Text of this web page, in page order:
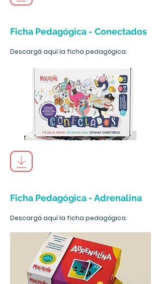
Ficha Pedagógica - Conectados
Descargá aquí la ficha pedagógica.
Ficha Pedagógica - Adrenalina
Descargá aquí la ficha pedagógica.